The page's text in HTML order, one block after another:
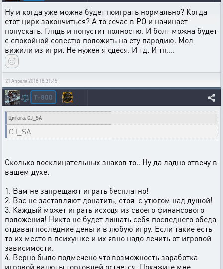
Ну и когда уже можна будет поиграть нормально? Когда
етот цирк закончиться? А то сечас в РО и начинает
попускать. Глядь и попустит полностю. И болт можна будет
с спокойной совестю положить на ету пародию. Мол
вижили из игри. Не нужен я сдеся. И тд. И тп....
21 Апреля 2018 18:31:45
⚖️ T-800
Цитата: CJ_SA
CJ_SA
Сколько восклицательных знаков то.. Ну да ладно отвечу в
вашем духе.
1. Вам не запрещают играть бесплатно!
2. Вас не заставляют донатить, стоя с утюгом над душой!
3. Каждый может играть исходя из своего финансового
положения! Никто не будет лишать себя последнего обеда
отдавая последние деньги в любую игру. Если такие есть
то их место в психушке и их явно надо лечить от игровой
зависимости.
4. Верно было подмечено что возможность заработка
игровой валюты торговлей остается. Покажите мне